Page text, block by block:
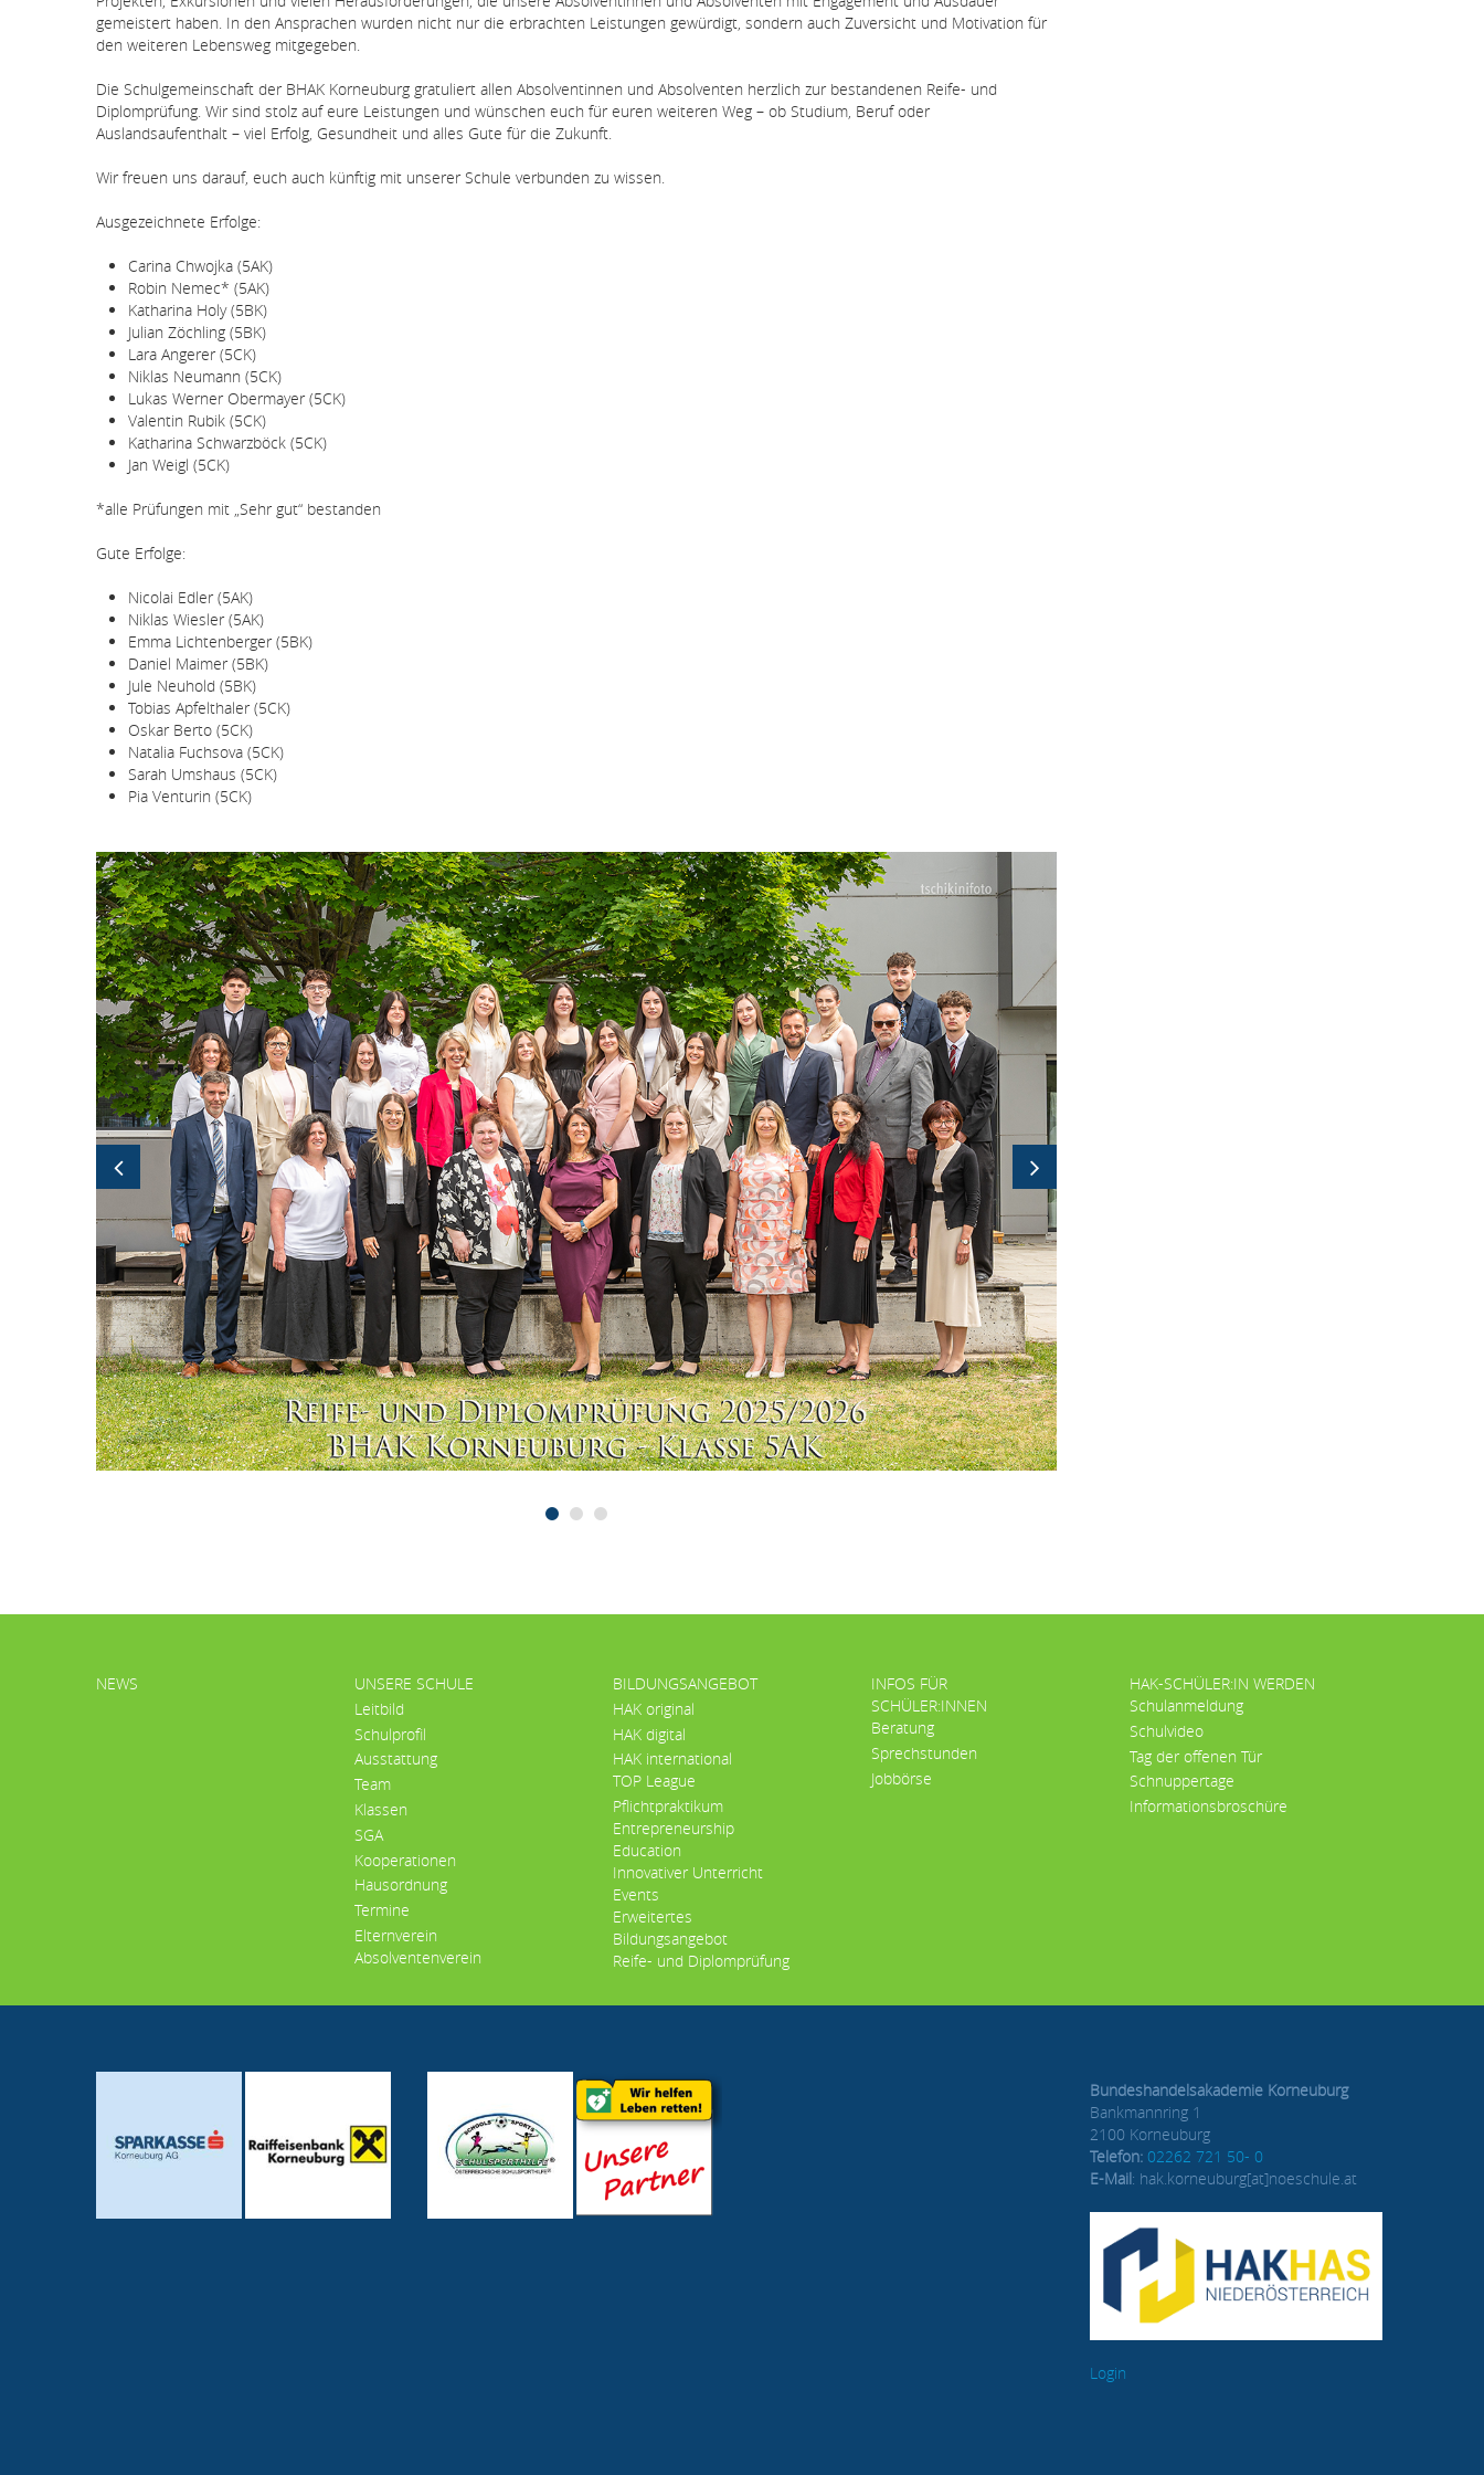
gemeistert haben. In den Ansprachen wurden nicht nur die erbrachten Leistungen gewürdigt, sondern auch Zuversicht und Motivation für
den weiteren Lebensweg mitgegeben.
Die Schulgemeinschaft der BHAK Korneuburg gratuliert allen Absolventinnen und Absolventen herzlich zur bestandenen Reife- und
Diplomprüfung. Wir sind stolz auf eure Leistungen und wünschen euch für euren weiteren Weg – ob Studium, Beruf oder
Auslandsaufenthalt – viel Erfolg, Gesundheit und alles Gute für die Zukunft.
Wir freuen uns darauf, euch auch künftig mit unserer Schule verbunden zu wissen.
Ausgezeichnete Erfolge:
Carina Chwojka (5AK)
Robin Nemec* (5AK)
Katharina Holy (5BK)
Julian Zöchling (5BK)
Lara Angerer (5CK)
Niklas Neumann (5CK)
Lukas Werner Obermayer (5CK)
Valentin Rubik (5CK)
Katharina Schwarzböck (5CK)
Jan Weigl (5CK)
*alle Prüfungen mit „Sehr gut“ bestanden
Gute Erfolge:
Nicolai Edler (5AK)
Niklas Wiesler (5AK)
Emma Lichtenberger (5BK)
Daniel Maimer (5BK)
Jule Neuhold (5BK)
Tobias Apfelthaler (5CK)
Oskar Berto (5CK)
Natalia Fuchsova (5CK)
Sarah Umshaus (5CK)
Pia Venturin (5CK)
Bildergallerie
HAUPTMENÜ
NEWS
UNSERE SCHULE
Leitbild
Schulprofil
Ausstattung
Team
Klassen
SGA
Kooperationen
Hausordnung
Termine
Elternverein
Absolventenverein
BILDUNGSANGEBOT
HAK original
HAK digital
HAK international
TOP League
Pflichtpraktikum
Entrepreneurship
Education
Innovativer Unterricht
Events
Erweitertes
Bildungsangebot
Reife- und Diplomprüfung
INFOS FÜR
SCHÜLER:INNEN
Beratung
Sprechstunden
Jobbörse
HAK-SCHÜLER:IN WERDEN
Schulanmeldung
Schulvideo
Tag der offenen Tür
Schnuppertage
Informationsbroschüre
Bundeshandelsakademie Korneuburg
Bankmannring 1
2100 Korneuburg
Telefon: 02262 721 50- 0
E-Mail: hak.korneuburg[at]noeschule.at
Login